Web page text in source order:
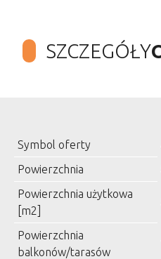
SZCZEGÓŁY
Symbol oferty
Powierzchnia
Powierzchnia użytkowa
[m2]
Powierzchnia
balkonów/tarasów